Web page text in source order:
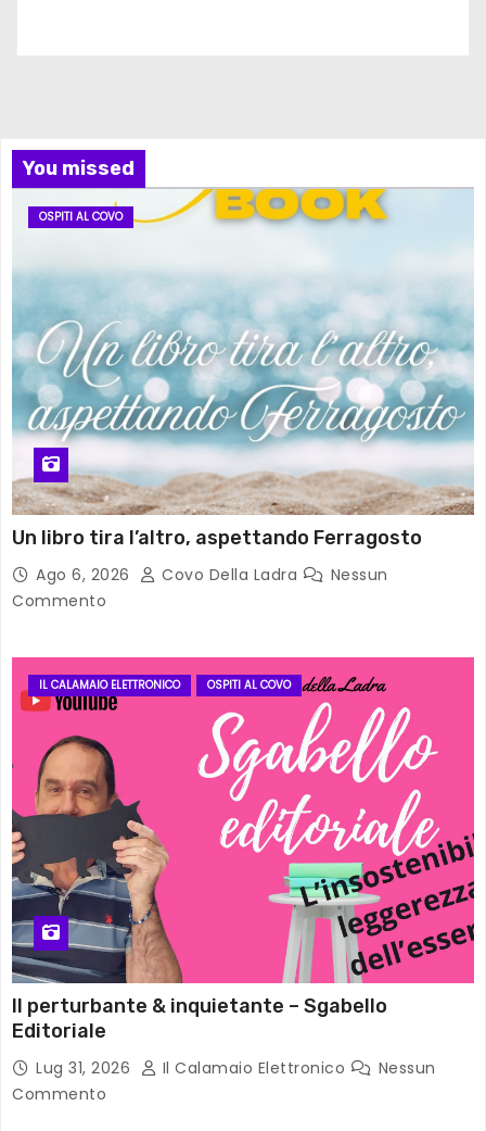
You missed
OSPITI AL COVO
Un libro tira l’altro, aspettando Ferragosto
Ago 6, 2026 Covo Della Ladra
Nessun
Commento
IL CALAMAIO ELETTRONICO OSPITI AL COVO
Il perturbante & inquietante – Sgabello
Editoriale
Lug 31, 2026 Il Calamaio Elettronico
Nessun
Commento